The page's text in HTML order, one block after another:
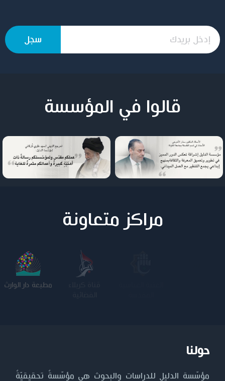
قالوا في المؤسسة
مراكز متعاونة
مطبعة دار الوارث
حولنا
مؤسّسة الدليل للدراسات والبحوث هي مؤسّسةٌ تحقيقيّةٌ